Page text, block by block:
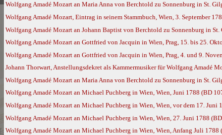
Wolfgang Amadé Mozart an Maria Anna von Berchtold zu Sonnenburg in St.
Wolfgang Amadé Mozart, Eintrag in seinem Stammbuch, Wien, 3. September
Wolfgang Amadé Mozart an Johann Baptist von Berchtold zu Sonnenburg in
Wolfgang Amadé Mozart an Gottfried von Jacquin in Wien, Prag, 15. bis 25.
Wolfgang Amadé Mozart an Gottfried von Jacquin in Wien, Prag, 4. und 9.
Johann Thorwart, Anstellungsdekret als Kammermusiker für Wolfgang Amadé
Wolfgang Amadé Mozart an Maria Anna von Berchtold zu Sonnenburg in St.
Wolfgang Amadé Mozart an Michael Puchberg in Wien, Wien, Juni 1788 (BD
Wolfgang Amadé Mozart an Michael Puchberg in Wien, Wien, vor dem 17. Juni
Wolfgang Amadé Mozart an Michael Puchberg in Wien, Wien, 27. Juni 1788
Wolfgang Amadé Mozart an Michael Puchberg in Wien, Wien, Anfang Juli 1788